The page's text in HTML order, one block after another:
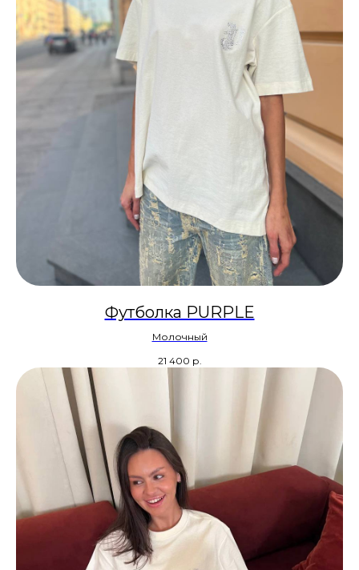
Футболка PURPLE
Молочный
21 400 р.